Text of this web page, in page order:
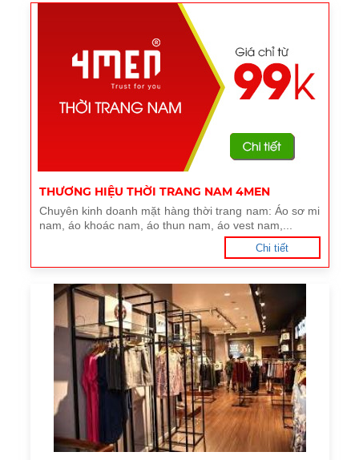
THƯƠNG HIỆU THỜI TRANG NAM 4MEN
Chuyên kinh doanh mặt hàng thời trang nam: Áo sơ mi
nam, áo khoác nam, áo thun nam, áo vest nam,...
Chi tiết